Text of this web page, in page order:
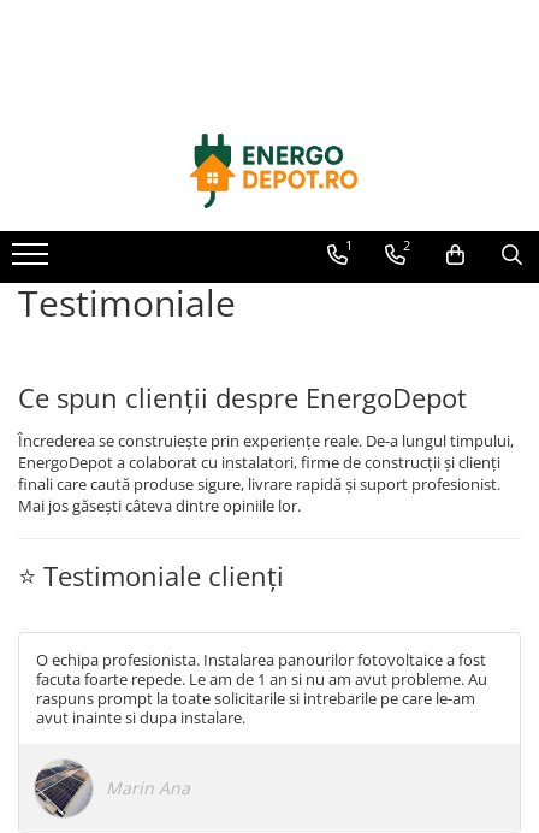
Longi Solar
Optimizatoare panouri
Invertoare
Off-grid
Microinvertoare
Fronius
HUAWEI
Solis
Solplanet
Sungrow
Acumulatori
BYD Battery
1 2
Testimoniale
Ce spun clienții despre EnergoDepot
Încrederea se construiește prin experiențe reale. De-a lungul timpului,
EnergoDepot a colaborat cu instalatori, firme de construcții și clienți
finali care caută produse sigure, livrare rapidă și suport profesionist.
Mai jos găsești câteva dintre opiniile lor.
⭐ Testimoniale clienți
O echipa profesionista. Instalarea panourilor fotovoltaice a fost
facuta foarte repede. Le am de 1 an si nu am avut probleme. Au
raspuns prompt la toate solicitarile si intrebarile pe care le-am
avut inainte si dupa instalare.
Marin Ana